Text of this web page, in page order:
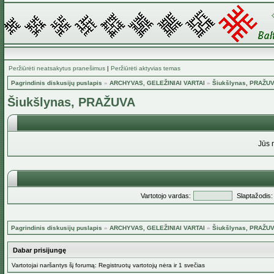
Peržiūrėti neatsakytus pranešimus | Peržiūrėti aktyvias temas
Pagrindinis diskusijų puslapis » ARCHYVAS, GELEŽINIAI VARTAI » Šiukšlynas,
Šiukšlynas, PRAŽUVA
Jūs
Vartotojo vardas: Slaptažodis:
Pagrindinis diskusijų puslapis » ARCHYVAS, GELEŽINIAI VARTAI » Šiukšlynas,
Dabar prisijungę
Vartotojai naršantys šį forumą: Registruotų vartotojų nėra ir 1 svečias